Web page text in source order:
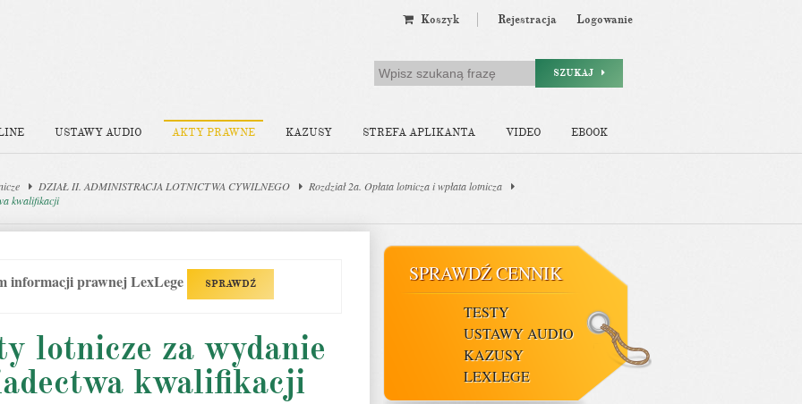
Koszyk Rejestracja Logowanie
SZUKAJ
USTAWY AUDIO AKTY PRAWNE KAZUSY STREFA APLIKANTA VIDEO EBOOK
DZIAŁ II. ADMINISTRACJA LOTNICTWA CYWILNEGO
Rozdział 2a. Opłata lotnicza i wpłata lotnicza
kwalifikacji
informacji prawnej LexLege SPRAWDŹ
lotnicze za wydanie
kwalifikacji
SPRAWDŹ CENNIK
TESTY
USTAWY AUDIO
KAZUSY
LEXLEGE